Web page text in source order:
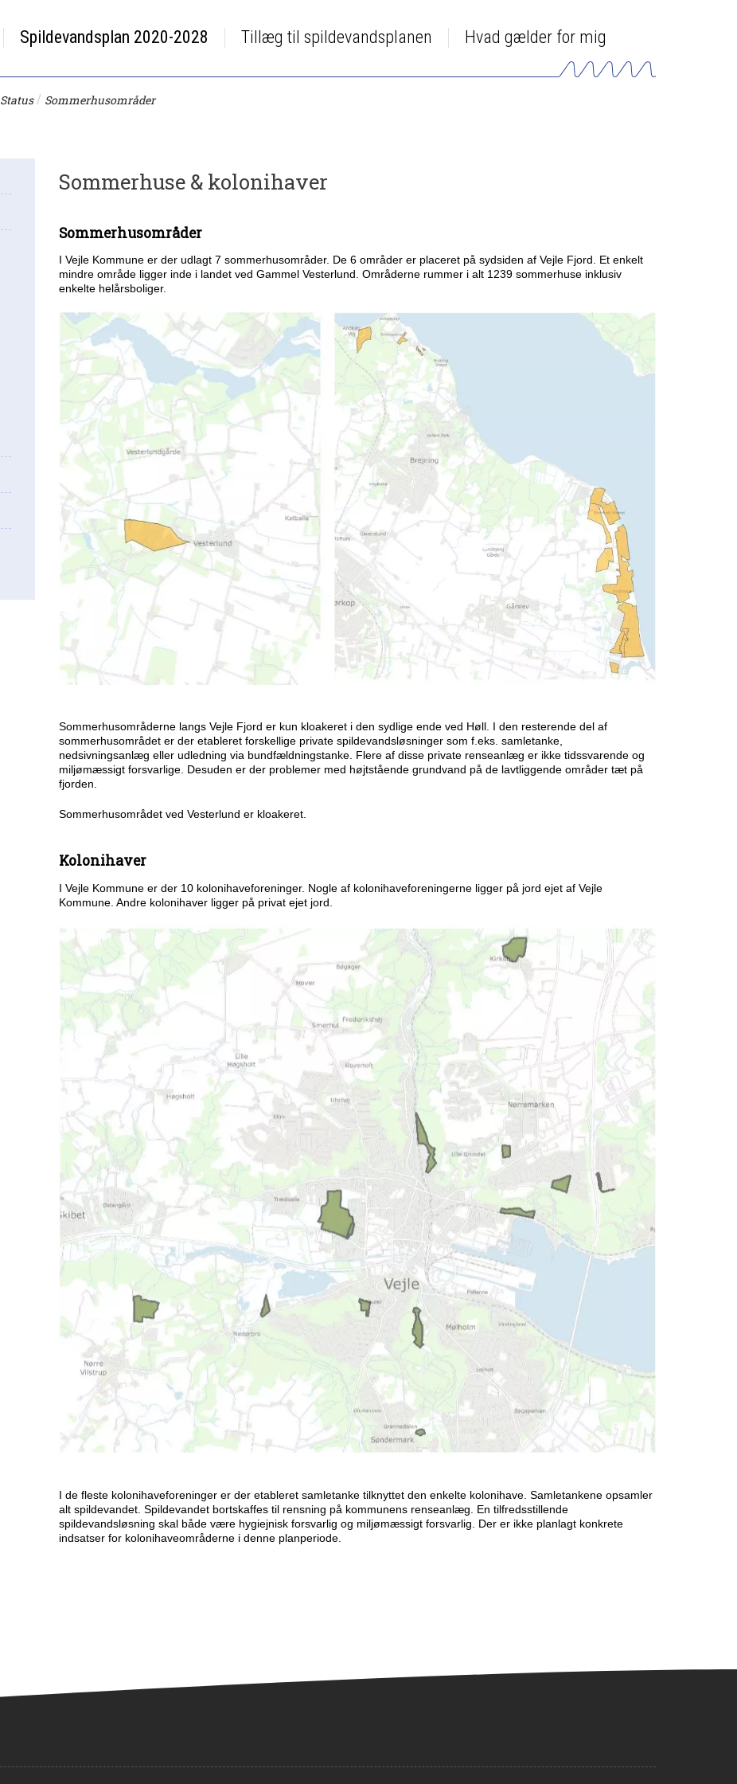
Spildevandsplan 2020-2028 Tillæg til spildevandsplanen Hvad gælder for mig
Status / Sommerhusområder
Sommerhuse & kolonihaver
Sommerhusområder
I Vejle Kommune er der udlagt 7 sommerhusområder. De 6 områder er placeret på sydsiden af Vejle Fjord. Et enkelt
mindre område ligger inde i landet ved Gammel Vesterlund. Områderne rummer i alt 1239 sommerhuse inklusiv
enkelte helårsboliger.
Sommerhusområderne langs Vejle Fjord er kun kloakeret i den sydlige ende ved Høll. I den resterende del af
sommerhusområdet er der etableret forskellige private spildevandsløsninger som f.eks. samletanke,
nedsivningsanlæg eller udledning via bundfældningstanke. Flere af disse private renseanlæg er ikke tidssvarende og
miljømæssigt forsvarlige. Desuden er der problemer med højtstående grundvand på de lavtliggende områder tæt på
fjorden.
Sommerhusområdet ved Vesterlund er kloakeret.
Kolonihaver
I Vejle Kommune er der 10 kolonihaveforeninger. Nogle af kolonihaveforeningerne ligger på jord ejet af Vejle
Kommune. Andre kolonihaver ligger på privat ejet jord.
I de fleste kolonihaveforeninger er der etableret samletanke tilknyttet den enkelte kolonihave. Samletankene opsamler
alt spildevandet. Spildevandet bortskaffes til rensning på kommunens renseanlæg. En tilfredsstillende
spildevandsløsning skal både være hygiejnisk forsvarlig og miljømæssigt forsvarlig. Der er ikke planlagt konkrete
indsatser for kolonihaveområderne i denne planperiode.